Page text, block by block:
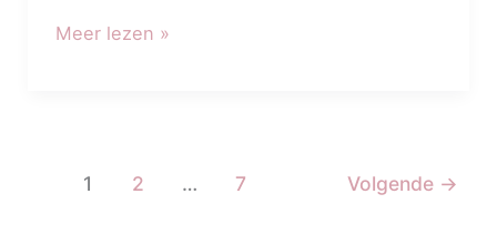
Meer lezen »
1 2 … 7 Volgende →